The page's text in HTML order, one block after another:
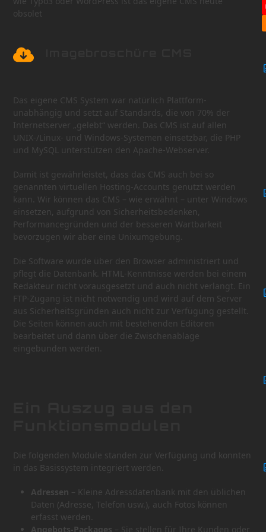
obsolet
Das eigene CMS System war natürlich Plattform-
unabhängig und setzt auf Standards, die von 70% der
Internetserver „gelebt“ werden. Das CMS ist auf allen
UNIX-/Linux- und Windows-Systemen einsetzbar, die PHP
und MySQL unterstützen den Apache-Webserver.
Damit ist gewährleistet, dass das CMS auch bei so
genannten virtuellen Hosting-Accounts genutzt werden
kann. Wir können das CMS – wie erwähnt – unter Windows
einsetzen, aufgrund von Sicherheitsbedenken,
Performancegründen und der besseren Wartbarkeit
bevorzugen wir aber eine Unixumgebung.
Die Software wurde über den Browser administriert und
pflegt die Datenbank. HTML-Kenntnisse werden bei einem
Redakteur nicht vorausgesetzt und auch nicht verlangt. Ein
FTP-Zugang ist nicht notwendig und wird auf dem Server
aus Sicherheitsgründen auch nicht zur Verfügung gestellt.
Die Seiten können auch mit bestehenden Editoren
bearbeitet und dann über die Zwischenablage
eingebunden werden.
Die folgenden Module standen zur Verfügung und konnten
in das Basissystem integriert werden.
Adressen – Kleine Adressdatenbank mit den üblichen
Daten (Adresse, Telefon usw.), auch Fotos können
erfasst werden.
Angebots-Packages – Sie stellen für Ihre Kunden oder